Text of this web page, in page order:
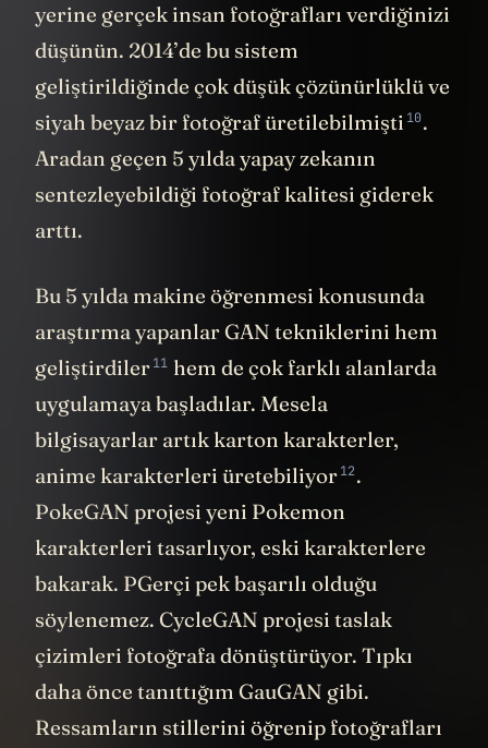
yerine gerçek insan fotoğrafları verdiğinizi
düşünün. 2014’de bu sistem
geliştirildiğinde çok düşük çözünürlüklü ve
siyah beyaz bir fotoğrafüretilebilmişti 10.
Aradan geçen 5 yılda yapay zekanın
sentezleyebildiği fotoğraf kalitesi giderek
arttı.
Bu 5 yılda makine öğrenmesi konusunda
araştırma yapanlar GAN tekniklerini hem
geliştirdiler11 hem de çok farklı alanlarda
uygulamaya başladılar. Mesela
bilgisayarlar artık karton karakterler,
anime karakterleri üretebiliyor12.
PokeGAN projesi yeni Pokemon
karakterleri tasarlıyor, eski karakterlere
bakarak. PGerçi pek başarılı olduğu
söylenemez. CycleGAN projesi taslak
çizimleri fotoğrafa dönüştürüyor. Tıpkı
daha önce tanıttığım GauGAN gibi.
Ressamların stillerini öğrenip fotoğrafları